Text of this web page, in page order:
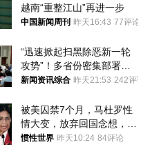
越南“重整江山”再进一步
中国新闻周刊 昨天16:43 77评论
“迅速掀起扫黑除恶新一轮
攻势”！多省份密集部署，
公布举报方式
新闻资讯综合 昨天21:53 242评论
被美囚禁7个月，马杜罗性
情大变，放弃回国念想，最
后嘱托已公开
惯性世界 昨天10:24 84评论